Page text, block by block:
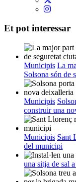
Et pot interessar
Municipis La
Solsona són de
Municipis
construir una
Municipis Sant
del municipi
una sitja de sal